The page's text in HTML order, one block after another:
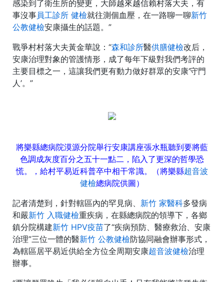
感染到了衛生所的變更，大師越來越信賴村落大夫，有
事沒事員工診所 健檢就往測個血壓，在一路聊一聊新竹
公教健檢安康攝生的話題。”
戰爭村村落大夫黃金華說：“森和診所醫供膳健檢改后，
安康治理對象的管護情形，成了每年下級對我們考評的
主要目標之一，這讓我們更有動力做好群眾的安康‘守門
人’。”
將樂縣總病院漠源分院舉行安康講座張水瓶聽到要將藍
色調成灰度百分之五十一點二，陷入了更深的哲學恐
慌。，給村平易近科普卒中相干常識。（將樂縣超音波
健檢總病院供圖）
記者清楚到，針對轄區內的罕見病、 新竹 家醫科多發病
和嚴新竹 入職健檢重疾病，在縣總病院的領導下，各鄉
鎮分院構建新竹 HPV疫苗了“疾病預防、醫療救治、安康
治理”三位一體的醫新竹 公教健檢防協同融會辦事形式，
為轄區居平易近供給全方位全周期安康超音波健檢治理
辦事。